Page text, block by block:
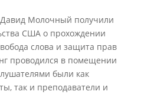
Молочный получили
США о прохождении
слова и защита прав
проводился в помещении
были как
так и преподаватели и